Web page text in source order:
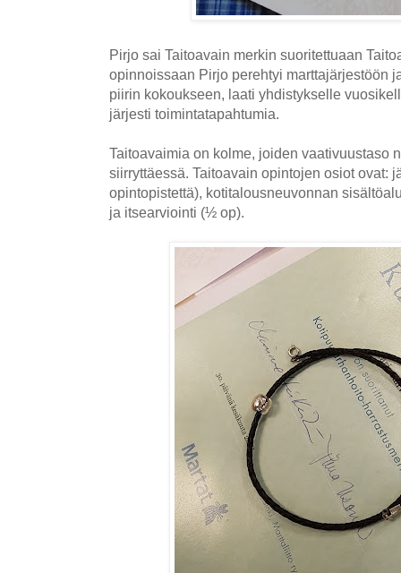
Pirjo sai Taitoavain merkin suoritettuaan
opinnoissaan Pirjo perehtyi marttajärjestöön
piirin kokoukseen, laati yhdistykselle
järjesti toimintatapahtumia.
Taitoavaimia on kolme, joiden vaativuustaso
siirryttäessä. Taitoavain opintojen osiot ovat:
opintopistettä), kotitalousneuvonnan
ja itsearviointi (½ op).